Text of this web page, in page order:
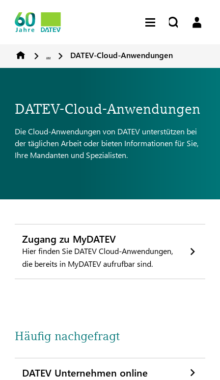
... DATEV-Cloud-Anwendungen
DATEV-Cloud-Anwendungen
Die Cloud-Anwendungen von DATEV unterstützen bei
der täglichen Arbeit oder bieten Informationen für Sie,
Ihre Mandanten und Spezialisten.
Zugang zu MyDATEV
Hier finden Sie DATEV Cloud-Anwendungen,
die bereits in MyDATEV aufrufbar sind.
Häufig nachgefragt
DATEV Unternehmen online